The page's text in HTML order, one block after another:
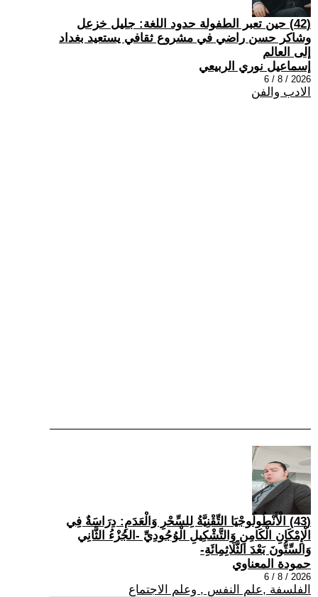
(42) حين تعبر الطفولة حدود اللغة: جليل خزعل
وشاكر حسن راضي في مشروع ثقافي يستعيد بغداد
إلى العالم
إسماعيل نوري الربيعي
2026 / 8 / 6
الادب والفن
(43) الْأَنْطُولُوجْيَا التِّقْنِيَّةُ لِلسِّحْرِ وَالْعَدَمِ: دِرَاسَةٌ فِي
الْإِمْكَانِ الْكَامِنِ وَالتَّشْكِيلِ الْوُجُودِيِّ -الجُزْءُ الثَّانِي
وَالسِّتُّونَ بَعْدَ الثَّلَاثِمِائَةِ-
حمودة المعناوي
2026 / 8 / 6
الفلسفة ,علم النفس , وعلم الاجتماع